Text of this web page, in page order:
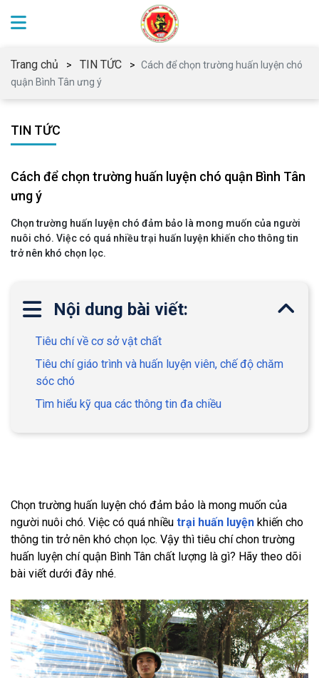
Trang chủ TIN TỨC
Cách để chọn trường huấn luyện chó
quận Bình Tân ưng ý
TIN TỨC
Cách để chọn trường huấn luyện chó quận Bình Tân
ưng ý
Chọn trường huấn luyện chó đảm bảo là mong muốn của người
nuôi chó. Việc có quá nhiều trại huấn luyện khiến cho thông tin
trở nên khó chọn lọc.
Nội dung bài viết:
Tiêu chí về cơ sở vật chất
Tiêu chí giáo trình và huấn luyện viên, chế độ chăm
sóc chó
Tìm hiểu kỹ qua các thông tin đa chiều
Chọn trường huấn luyện chó đảm bảo là mong muốn của
người nuôi chó. Việc có quá nhiều trại huấn luyện khiến cho
thông tin trở nên khó chọn lọc. Vậy thì tiêu chí chon trường
huấn luyện chí quận Bình Tân chất lượng là gì? Hãy theo dõi
bài viết dưới đây nhé.